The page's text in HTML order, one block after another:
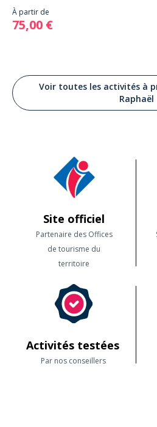
À partir de
75,00 €
Voir toutes les activités à
Raphaël
Site officiel
Partenaire des Offices
de tourisme du
territoire
Activités testées
Par nos conseillers